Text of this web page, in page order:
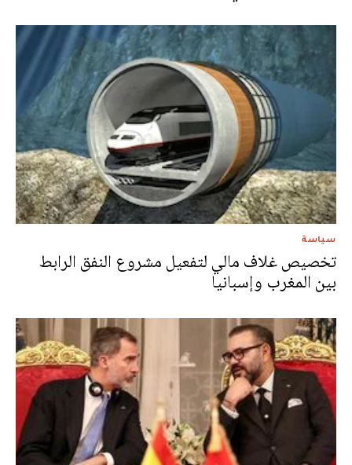
سياسة
تخصيص غلاف مالي لتفعيل مشروع النفق الرابط
بين المغرب وإسبانيا